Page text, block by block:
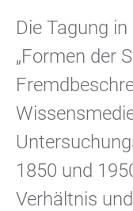
Die Tagung
„Formen der
1850 und
Verhältnis